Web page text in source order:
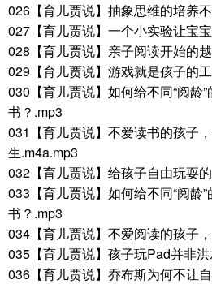
026【育儿贾说】抽象思维的培养
027【育儿贾说】一个小实验让宝
028【育儿贾说】亲子阅读开始的
029【育儿贾说】游戏就是孩子的
030【育儿贾说】如何给不同“阅龄
书？.mp3
031【育儿贾说】不爱读书的孩子
生.m4a.mp3
032【育儿贾说】给孩子自由玩耍
033【育儿贾说】如何给不同“阅龄
书？.mp3
034【育儿贾说】不爱阅读的孩子
035【育儿贾说】孩子玩Pad并非
036【育儿贾说】乔布斯为何不让